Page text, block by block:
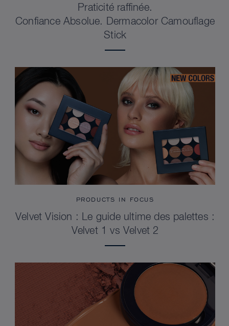
Praticité raffinée.
Confiance Absolue. Dermacolor Camouflage
Stick
PRODUCTS IN FOCUS
Velvet Vision : Le guide ultime des palettes :
Velvet 1 vs Velvet 2